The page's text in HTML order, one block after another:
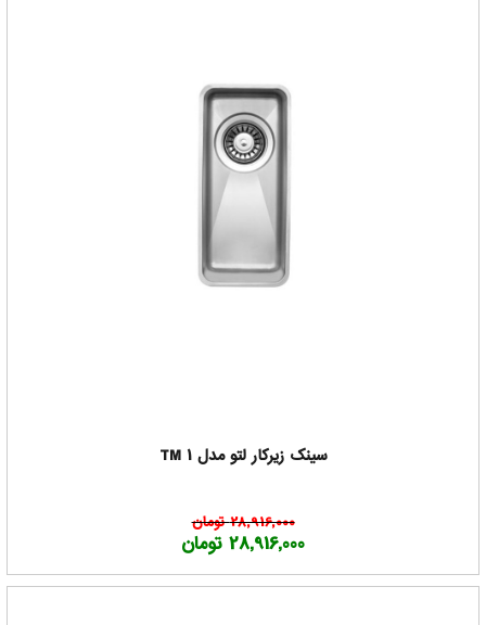
سینک زیرکار لتو مدل TM 1
28,916,000 تومان
28,916,000 تومان